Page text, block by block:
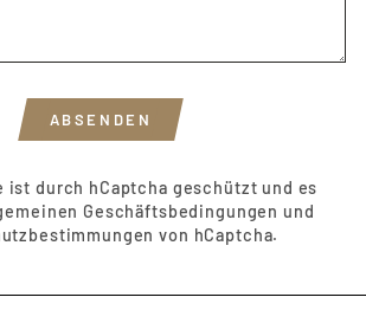
ABSENDEN
ist durch hCaptcha geschützt und es
Geschäftsbedingungen und
von hCaptcha.